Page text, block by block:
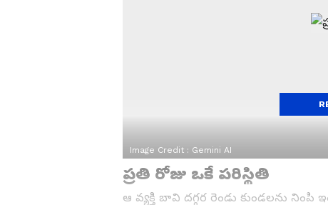
Image Credit : Gemini AI
ప్రతి రోజు ఒకే పరిస్థితి
ఆ వ్యక్తి బావి దగ్గర రెండు కుండలను